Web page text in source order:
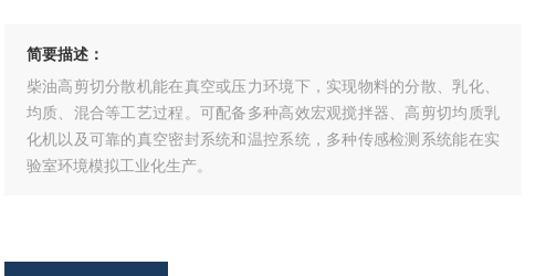
简要描述：
柴油高剪切分散机能在真空或压力环境下，实现物料的分散、乳化、
均质、混合等工艺过程。可配备多种高效宏观搅拌器、高剪切均质乳
化机以及可靠的真空密封系统和温控系统，多种传感检测系统能在实
验室环境模拟工业化生产。